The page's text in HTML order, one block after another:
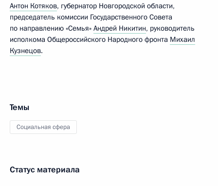
Антон Котяков, губернатор Новгородской области,
председатель комиссии Государственного Совета
по направлению «Семья» Андрей Никитин, руководитель
исполкома Общероссийского Народного фронта Михаил
Кузнецов.
Темы
Социальная сфера
Статус материала